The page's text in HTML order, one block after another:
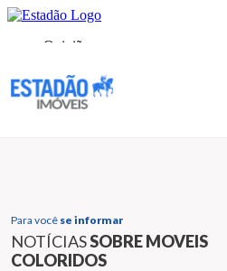
Para você se informar
NOTÍCIASSOBRE MOVEIS
COLORIDOS